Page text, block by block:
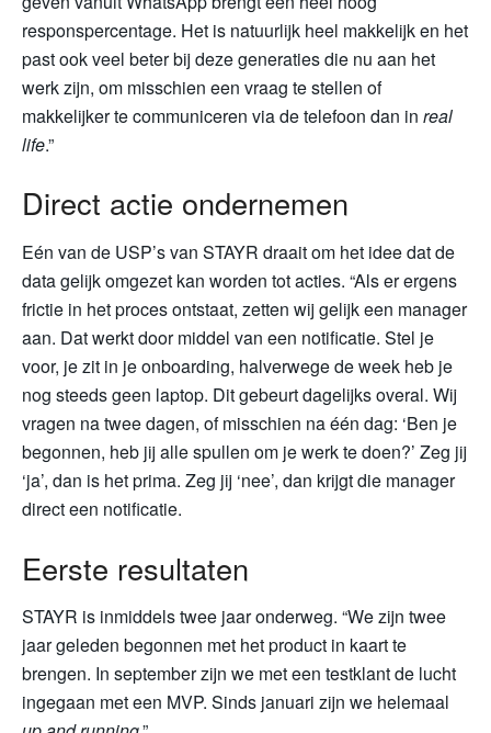
responspercentage. Het is natuurlijk heel makkelijk en het
past ook veel beter bij deze generaties die nu aan het
werk zijn, om misschien een vraag te stellen of
makkelijker te communiceren via de telefoon dan in real
life.”
Direct actie ondernemen
Eén van de USP’s van STAYR draait om het idee dat de
data gelijk omgezet kan worden tot acties. “Als er ergens
frictie in het proces ontstaat, zetten wij gelijk een manager
aan. Dat werkt door middel van een notificatie. Stel je
voor, je zit in je onboarding, halverwege de week heb je
nog steeds geen laptop. Dit gebeurt dagelijks overal. Wij
vragen na twee dagen, of misschien na één dag: ‘Ben je
begonnen, heb jij alle spullen om je werk te doen?’ Zeg jij
‘ja’, dan is het prima. Zeg jij ‘nee’, dan krijgt die manager
direct een notificatie.
Eerste resultaten
STAYR is inmiddels twee jaar onderweg. “We zijn twee
jaar geleden begonnen met het product in kaart te
brengen. In september zijn we met een testklant de lucht
ingegaan met een MVP. Sinds januari zijn we helemaal